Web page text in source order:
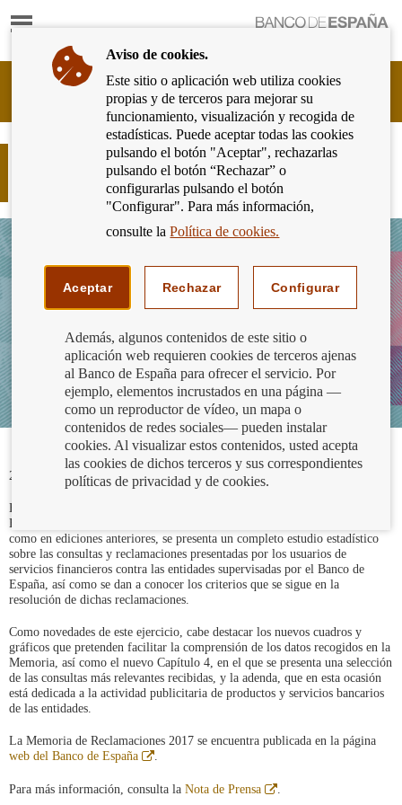
Mostrar
Ir
página
de
inicio
del
Banco
de
España
Cliente
Bancario
Banco
España
Eurosistema,
El Banco de España publica la
Memoria de Reclamaciones 2017
29/10/2018
El pasado viernes 26 de octubre de 2018, el Consejo de Gobierno del
Banco de España aprobó la
como en ediciones anteriores, se presenta un completo estudio estadístico
sobre las consultas y reclamaciones presentadas por los usuarios de
servicios financieros contra las entidades supervisadas por el Banco de
España, así como se dan a conocer los criterios que se sigue en la
resolución de dichas reclamaciones.
Como novedades de este ejercicio, cabe destacar los nuevos cuadros y
gráficos que pretenden facilitar la comprensión de los datos recogidos en la
Memoria, así como el nuevo Capítulo 4, en el que se presenta una selección
de las consultas más relevantes recibidas, y la adenda, que en esta ocasión
está dedicada a la actividad publicitaria de productos y servicios bancarios
de las entidades.
La Memoria de Reclamaciones 2017 se encuentra publicada en la página
web del Banco de España
Abre
nueva
.
Para más información, consulta la Nota de Prensa
Abre
Aviso de cookies.
Este sitio o aplicación web utiliza cookies
propias y de terceros para mejorar su
funcionamiento, visualización y recogida de
estadísticas. Puede aceptar todas las cookies
pulsando el botón "Aceptar", rechazarlas
pulsando el botón “Rechazar” o
configurarlas pulsando el botón
"Configurar". Para más información,
consulte laPolítica de cookies.
Aceptar Rechazar Configurar
Además, algunos contenidos de este sitio o
aplicación web requieren cookies de terceros ajenas
al Banco de España para ofrecer el servicio. Por
ejemplo, elementos incrustados en una página —
como un reproductor de vídeo, un mapa o
contenidos de redes sociales— pueden instalar
cookies. Al visualizar estos contenidos, usted acepta
las cookies de dichos terceros y sus correspondientes
políticas de privacidad y de cookies.